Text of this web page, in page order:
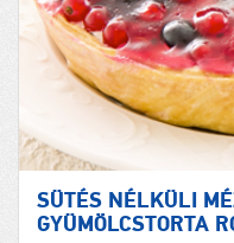
SÜTÉS NÉLKÜLI
GYÜMÖLCSTORTA